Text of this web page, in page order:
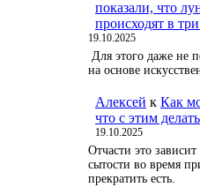
показали, что
происходят в
19.10.2025
Для этого даже не
на основе
Алексей к Как
что с этим делать
19.10.2025
Отчасти это
сытости во время
прекратить есть.